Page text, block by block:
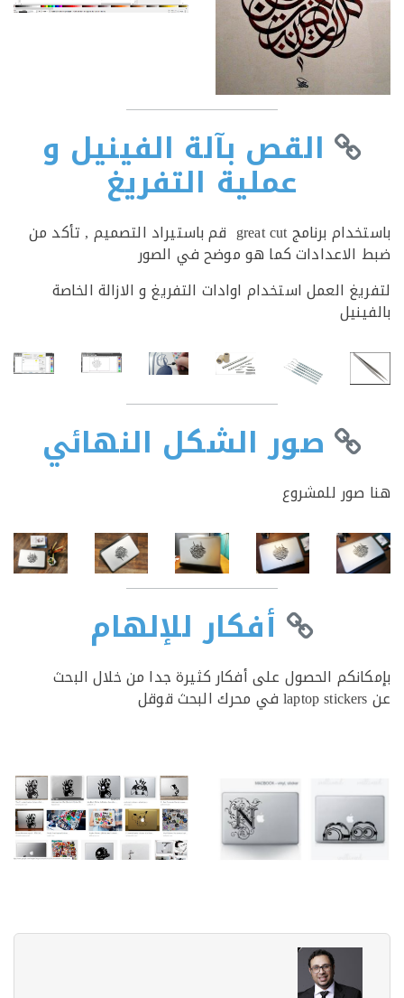
القص بآلة الفينيل و
عملية التفريغ
باستخدام برنامج great cut قم باستيراد التصميم , تأكد من
كما هو موضح في الصور
العمل استخدام اوادات التفريغ و الازالة الخاصة
صور الشكل النهائي
للمشروع
أفكار للإلهام
الحصول على أفكار كثيرة جدا من خلال البحث